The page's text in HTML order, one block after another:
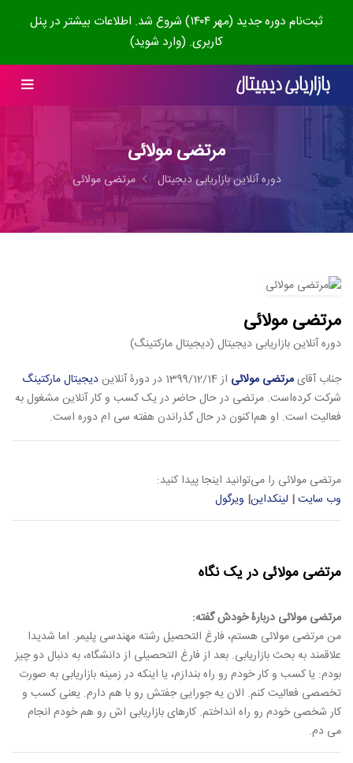
ثبت‌نام دوره جدید (مهر ۱۴۰۴) شروع شد. اطلاعات بیشتر در پنل
کاربری. (وارد شوید)
مرتضی مولائی
دوره آنلاین بازاریابی دیجیتال مرتضی مولائی
مرتضی مولائی
دوره آنلاین بازاریابی دیجیتال (دیجیتال مارکتینگ)
جناب آقایمرتضی مولائی از 1399/12/14 در دورۀ آنلاین
دیجیتال مارکتینگ
شرکت کرده‌است. مرتضی در حال حاضر در یک کسب و کار آنلاین مشغول به
فعالیت است. او هم‌اکنون در حال گذراندن هفته سی ام دوره است.
مرتضی مولائی را می‌توانید اینجا پیدا کنید:
وب سایت| لینکداین| ویرگول
مرتضی مولائی در یک نگاه
مرتضی مولائی دربارۀ خودش گفته:
من مرتضی مولائی هستم، فارغ التحصیل رشته مهندسی پلیمر. اما شدیدا
علاقمند به بحث بازاریابی. بعد از فارغ التحصیلی از دانشگاه، به دنبال دو چیز
بودم: یا کسب و کار خودم رو راه بندازم، یا اینکه در زمینه بازاریابی به صورت
تخصصی فعالیت کنم. الان یه جورایی جفتش رو با هم دارم. یعنی کسب و
کار شخصی خودم رو راه انداختم. کارهای بازاریابی اش رو هم خودم انجام
می دم.